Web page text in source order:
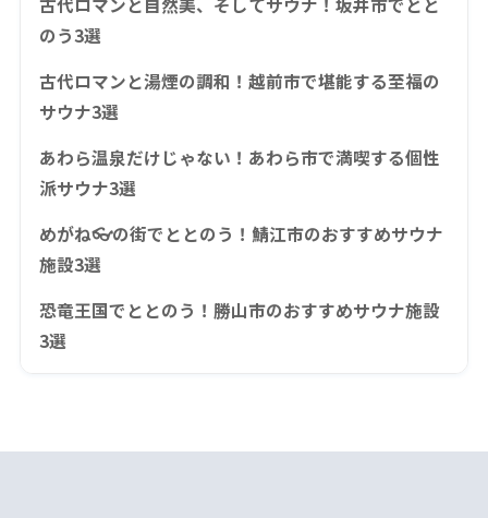
のう3選
古代ロマンと湯煙の調和！越前市で堪能する至福の
サウナ3選
あわら温泉だけじゃない！あわら市で満喫する個性
派サウナ3選
めがね👓の街でととのう！鯖江市のおすすめサウナ
施設3選
恐竜王国でととのう！勝山市のおすすめサウナ施設
3選